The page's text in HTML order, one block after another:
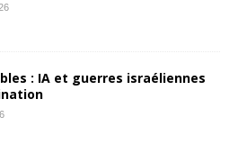
: IA et guerres israéliennes